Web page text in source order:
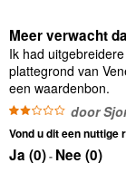
Meer verwacht
Ik had
plattegrond van
een waardenbon.
door
Vond u dit een nuttige
Ja (0)- Nee (0)